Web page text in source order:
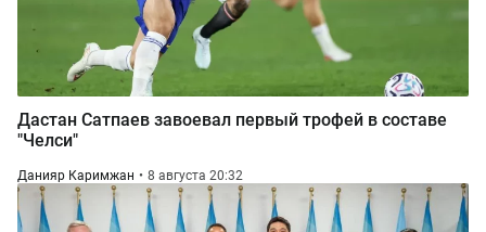
Дастан Сатпаев завоевал первый трофей в составе
"Челси"
Данияр Каримжан 8 августа 20:32